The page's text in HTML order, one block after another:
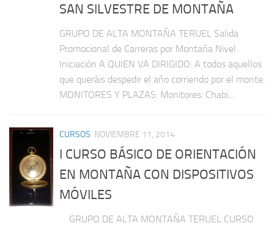
SAN SILVESTRE DE MONTAÑA
GRUPO DE ALTA MONTAÑA TERUEL Salida
Promocional de Carreras por Montaña Nivel
Iniciación A QUIEN VA DIRIGIDO: A todos aquellos
que queráis despedir el año corriendo por el monte.
MONITORES Y PLAZAS: Monitores: Chabi...
CURSOS NOVIEMBRE 11, 2014
I CURSO BÁSICO DE ORIENTACIÓN
EN MONTAÑA CON DISPOSITIVOS
MÓVILES
GRUPO DE ALTA MONTAÑA TERUEL CURSO